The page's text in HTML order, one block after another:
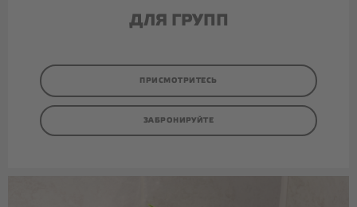
ДЛЯ ГРУПП
ПРИСМОТРИТЕСЬ
ЗАБРОНИРУЙТЕ